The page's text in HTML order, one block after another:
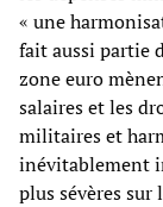
« une
fait aussi partie
zone euro
salaires et les
militaires et
inévitablement
plus sévères sur